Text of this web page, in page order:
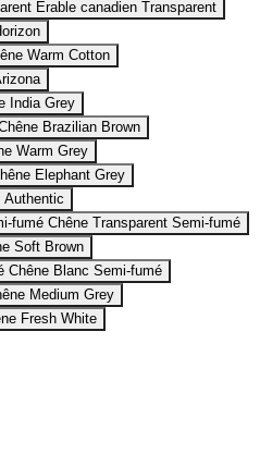
Erable canadien Transparent
Warm Cotton
India Grey
Brazilian Brown
Warm Grey
Elephant Grey
Authentic
Chêne Transparent Semi-fumé
Soft Brown
Chêne Blanc Semi-fumé
Medium Grey
Fresh White